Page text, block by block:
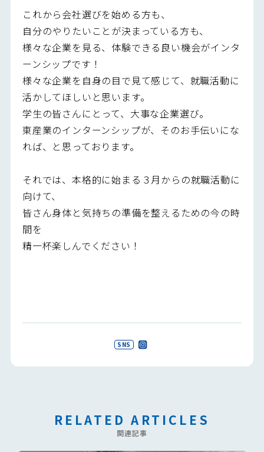
これから会社選びを始める方も、
自分のやりたいことが決まっている方も、
様々な企業を見る、体験できる良い機会がインタ
ーンシップです！
様々な企業を自身の目で見て感じて、就職活動に
活かしてほしいと思います。
学生の皆さんにとって、大事な企業選び。
東産業のインターンシップが、そのお手伝いにな
れば、と思っております。
それでは、本格的に始まる３月からの就職活動に
向けて、
皆さん身体と気持ちの準備を整えるための今の時
間を
精一杯楽しんでください！
SNS
RELATED ARTICLES
関連記事